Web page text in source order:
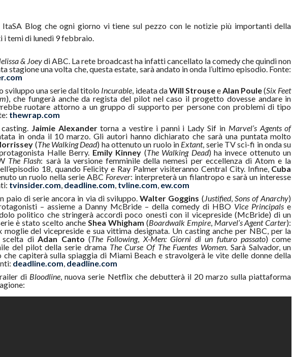
Blog che ogni giorno vi tiene sul pezzo con le notizie più importanti della
i temi di lunedì 9 febbraio.
& Joeydi ABC. La rete broadcast ha infatti cancellato la comedy che quindi non
stagione una volta che, questa estate, sarà andato in onda l’ultimo episodio. Fonte:
sviluppo una serie dal titolo Incurable, ideata daWill StrouseeAlan Poule(Six Feet
), che fungerà anche da regista del pilot nel caso il progetto dovesse andare in
ruotare attorno a un gruppo di supporto per persone con problemi di tipo
thewrap.com
Jaimie Alexandertorna a vestire i panni i Lady Sif in Marvel’s Agents of
in onda il 10 marzo. Gli autori hanno dichiarato che sarà una puntata molto
(The Walking Dead) ha ottenuto un ruolo in Extant, serie TV sci-fi in onda su
Halle Berry. Emily Kinney (The Walking Dead) ha invece ottenuto un
The Flash: sarà la versione femminile della nemesi per eccellenza di Atom e la
18, quando Felicity e Ray Palmer visiteranno Central City. Infine, Cuba
un ruolo nella serie ABCForever: interpreterà un filantropo e sarà un interesse
tvinsider.com, deadline.com, tvline.com, ew.com
paio di serie ancora in via di sviluppo.Walter Goggins (Justified, Sons of Anarchy)
– assieme a Danny McBride – della comedy di HBO Vice Principalse
politico che stringerà accordi poco onesti con il vicepreside (McBride) di un
è stato scelto anche Shea Whigham (Boardwalk Empire, Marvel’s Agent Carter):
moglie del vicepreside e sua vittima designata. Un casting anche per NBC, per la
scelta diAdan Canto (The Following, X-Men: Giorni di un futuro passato) come
del pilot della serie drama The Curse Of The Fuentes Women. Sarà Salvador, un
che capiterà sulla spiaggia di Miami Beach e stravolgerà le vite delle donne della
deadline.com, deadline.com
di Bloodline, nuova serie Netflix che debutterà il 20 marzo sulla piattaforma